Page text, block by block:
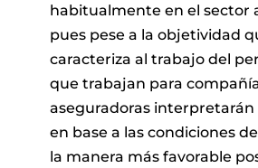
habitualmente en el sector
pues pese a la objetividad
caracteriza al trabajo del
que trabajan para
aseguradoras interpretarán
en base a las condiciones
la manera más favorable